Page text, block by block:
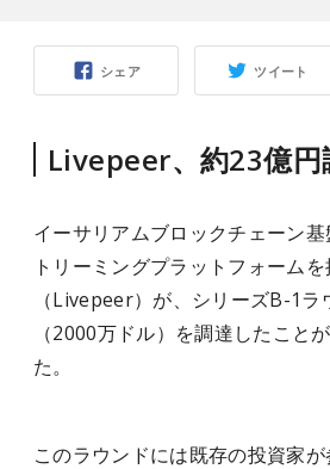
シェア ツイート
Livepeer、約23億円
イーサリアムブロックチェーン
トリーミングプラットフォーム
（Livepeer）が、シリーズB-1ラ
（2000万ドル）を調達したこと
た。
このラウンドには既存の投資家